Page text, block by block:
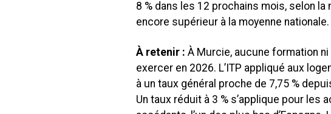
8 % dans les 12 prochains mois, selon
encore supérieur à la moyenne nationale.
À retenir : À Murcie, aucune formation
exercer en 2026. L’ITP appliqué aux
à un taux général proche de 7,75 %
Un taux réduit à 3 % s’applique pour les